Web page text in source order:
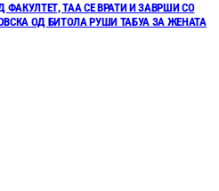
ФАКУЛТЕТ, ТАА СЕ ВРАТИ И ЗАВРШИ СО
ОД БИТОЛА РУШИ ТАБУА ЗА ЖЕНАТА